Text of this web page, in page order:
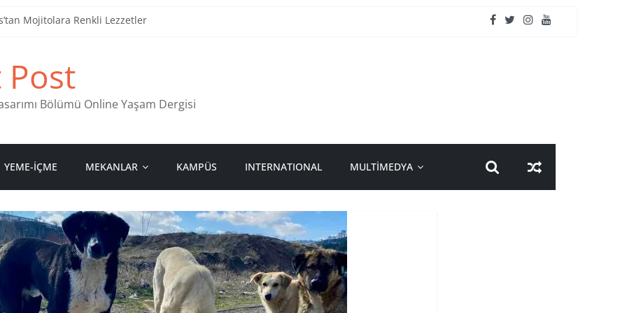
Mojitolara Renkli Lezzetler
Stamps in Ankara
Bölümü Online Yaşam Dergisi
YEME-İÇME MEKANLAR KAMPÜS INTERNATIONAL MULTİMEDYA